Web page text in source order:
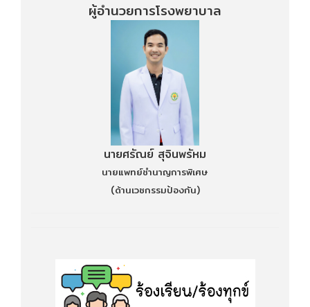
ผู้อำนวยการโรงพยาบาล
นายศรัณย์ สุจินพรัหม
นายแพทย์ชำนาญการพิเศษ
(ด้านเวชกรรมป้องกัน)